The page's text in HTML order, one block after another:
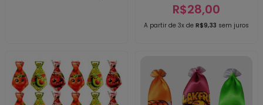
A partir de 3x de R$9,33 sem juros
R$28,00